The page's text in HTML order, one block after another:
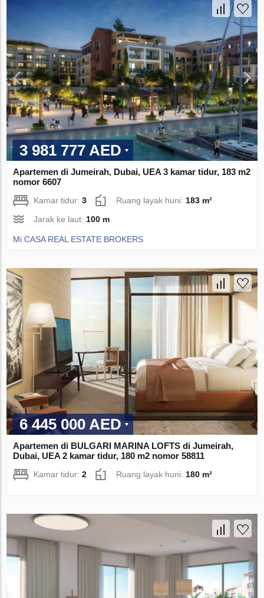
3 981 777 AED
Apartemen di Jumeirah, Dubai, UEA 3 kamar tidur, 183 m2
nomor 6607
Kamar tidur:3 Ruang layak huni: 183 m²
Jarak ke laut: 100 m
Mi CASA REAL ESTATE BROKERS
6 445 000 AED
Apartemen di BULGARI MARINA LOFTS di Jumeirah,
Dubai, UEA 2 kamar tidur, 180 m2 nomor 58811
Kamar tidur:2 Ruang layak huni:180 m²